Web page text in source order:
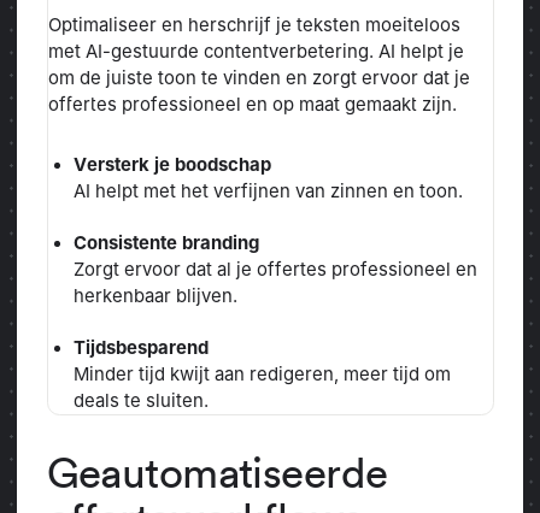
Optimaliseer en herschrijf je teksten moeiteloos
met AI-gestuurde contentverbetering. AI helpt je
om de juiste toon te vinden en zorgt ervoor dat je
offertes professioneel en op maat gemaakt zijn.
Versterk je boodschap
AI helpt met het verfijnen van zinnen en toon.
Consistente branding
Zorgt ervoor dat al je offertes professioneel en
herkenbaar blijven.
Tijdsbesparend
Minder tijd kwijt aan redigeren, meer tijd om
deals te sluiten.
Geautomatiseerde